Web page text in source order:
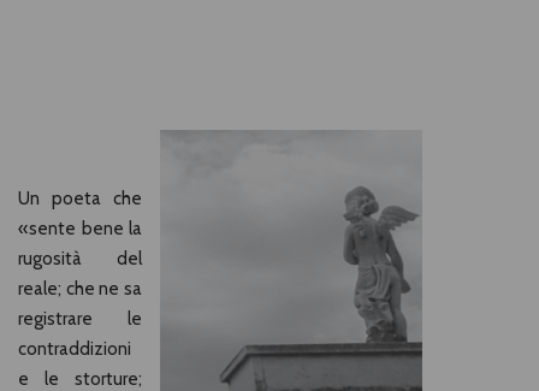
Un poeta che
«sente bene la
rugosità del
reale; che ne sa
registrare le
contraddizioni
e le storture;